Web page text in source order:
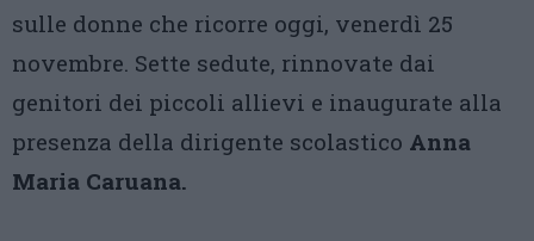
sulle donne che ricorre oggi, venerdì 25
novembre. Sette sedute, rinnovate dai
genitori dei piccoli allievi e inaugurate alla
presenza della dirigente scolastico Anna
Maria Caruana.